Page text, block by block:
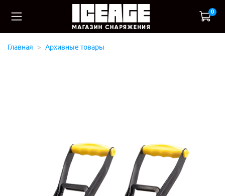
0
Главная Архивные товары